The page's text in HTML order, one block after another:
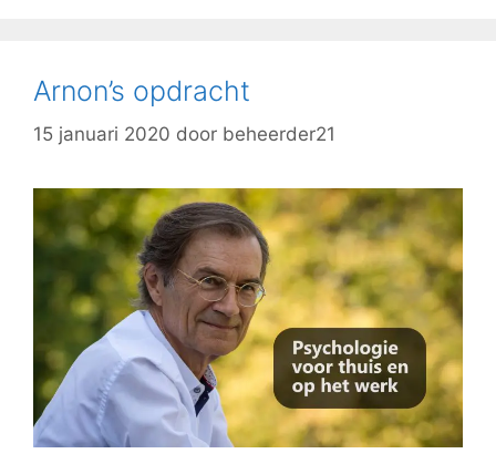
Arnon’s opdracht
15 januari 2020 door beheerder21